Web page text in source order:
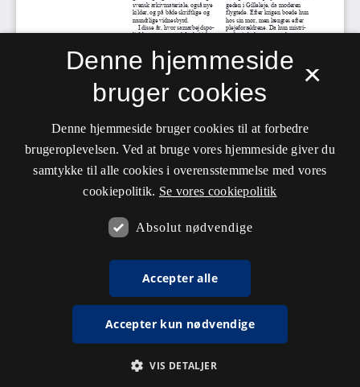
×
Denne hjemmeside
bruger cookies
Denne hjemmeside bruger cookies til at forbedre
brugeroplevelsen. Ved at bruge vores hjemmeside giver du
samtykke til alle cookies i overensstemmelse med vores
cookiepolitik. Se vores cookiepolitik
Absolut nødvendige
Accepter alle
Accepter kun nødvendige
VIS DETALJER